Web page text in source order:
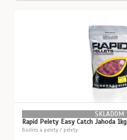
SKLADOM
Rapid Pelety Easy Catch Jahoda 1kg
Boilies a pelety / pelety